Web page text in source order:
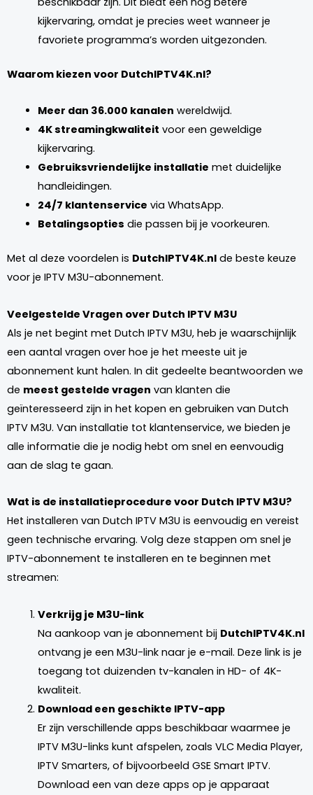
kijkervaring, omdat je precies weet wanneer je
favoriete programma’s worden uitgezonden.
Waarom kiezen voor DutchIPTV4K.nl?
Meer dan 36.000 kanalen wereldwijd.
4K streamingkwaliteit voor een geweldige
kijkervaring.
Gebruiksvriendelijke installatie met duidelijke
handleidingen.
24/7 klantenservice via WhatsApp.
Betalingsopties die passen bij je voorkeuren.
Met al deze voordelen is DutchIPTV4K.nl de beste keuze
voor je IPTV M3U-abonnement.
Veelgestelde Vragen over Dutch IPTV M3U
Als je net begint met Dutch IPTV M3U, heb je waarschijnlijk
een aantal vragen over hoe je het meeste uit je
abonnement kunt halen. In dit gedeelte beantwoorden we
de meest gestelde vragen van klanten die
geïnteresseerd zijn in het kopen en gebruiken van Dutch
IPTV M3U. Van installatie tot klantenservice, we bieden je
alle informatie die je nodig hebt om snel en eenvoudig
aan de slag te gaan.
Wat is de installatieprocedure voor Dutch IPTV M3U?
Het installeren van Dutch IPTV M3U is eenvoudig en vereist
geen technische ervaring. Volg deze stappen om snel je
IPTV-abonnement te installeren en te beginnen met
streamen:
Verkrijg je M3U-link
Na aankoop van je abonnement bij DutchIPTV4K.nl
ontvang je een M3U-link naar je e-mail. Deze link is je
toegang tot duizenden tv-kanalen in HD- of 4K-
kwaliteit.
Download een geschikte IPTV-app
Er zijn verschillende apps beschikbaar waarmee je
IPTV M3U-links kunt afspelen, zoals VLC Media Player,
IPTV Smarters, of bijvoorbeeld GSE Smart IPTV.
Download een van deze apps op je apparaat